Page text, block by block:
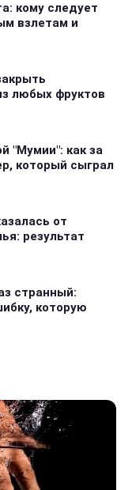
кому следует
взлетам и
любых фруктов
"Мумии": как за
который сыграл
от
результат
странный:
которую